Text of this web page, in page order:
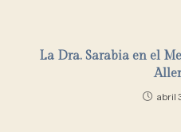
La Dra. Sarabia en el
abril